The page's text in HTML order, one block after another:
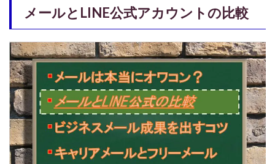
ルへ
の移
行
4.1
キャ
メー
ルの
メリ
ッ
ト・
リッ
ト
メールとLINE公式アカウントの比較